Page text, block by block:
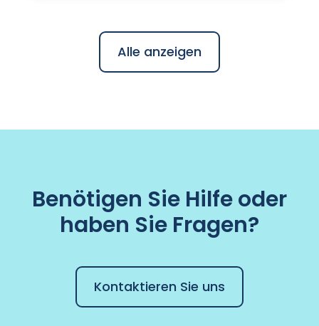
Alle anzeigen
Benötigen Sie Hilfe oder
haben Sie Fragen?
Kontaktieren Sie uns